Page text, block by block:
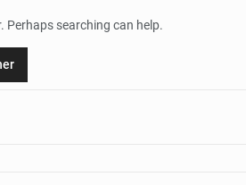
Perhaps searching can help.